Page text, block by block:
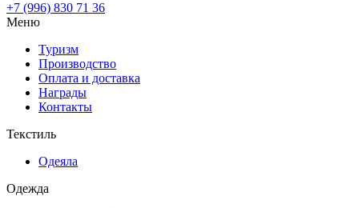
+7 (996) 830 71 36
Меню
Туризм
Производство
Оплата и доставка
Награды
Контакты
Текстиль
Одеяла
Одежда